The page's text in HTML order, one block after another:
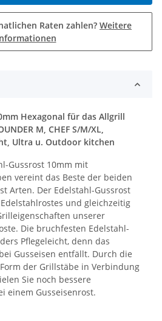
Raten zahlen? Weitere
Hexagonal für das Allgrill
M, CHEF S/M/XL,
Ultra u. Outdoor kitchen
Gussrost 10mm mit
vereint das Beste der beiden
Arten. Der Edelstahl-Gussrost
und gleichzeitig
unserer
Die bruchfesten Edelstahl-
Pflegeleicht, denn das
Gusseisen entfällt. Durch die
der Grillstäbe in Verbindung
Sie noch bessere
einem Gusseisenrost.